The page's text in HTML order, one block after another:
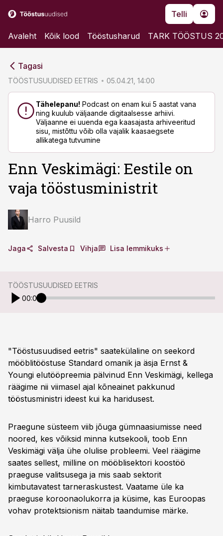
Telli
Avaleht Kõik lood Tööstusharud TARK TÖÖSTUS
Tagasi
TÖÖSTUSUUDISED EETRIS 05.04.21, 14:00
Tähelepanu! Podcast on enam kui 5 aastat vana
ning kuulub väljaande digitaalsesse arhiivi.
Väljaanne ei uuenda ega kaasajasta arhiveeritud
sisu, mistõttu võib olla vajalik kaasaegsete
allikatega tutvumine
Enn Veskimägi: Eestile on
vaja tööstusministrit
Harro Puusild
Jaga Salvesta Vihja Lisa lemmikuks
TÖÖSTUSUUDISED EETRIS
00:00
"Tööstusuudised eetris" saatekülaline on seekord
mööblitööstuse Standard omanik ja äsja Ernst &
Youngi elutööpreemia pälvinud Enn Veskimägi, kellega
räägime nii viimasel ajal kõneainet pakkunud
tööstusministri ideest kui ka haridusest.
Praegune süsteem viib jõuga gümnaasiumisse need
noored, kes võiksid minna kutsekooli, toob Enn
Veskimägi välja ühe olulise probleemi. Veel räägime
saates sellest, milline on mööblisektori koostöö
praeguse valitsusega ja mis saab sektorit
kimbutavatest tarneraskustest. Vaatame üle ka
praeguse koroonaolukorra ja küsime, kas Euroopas
vohav protektsionism näitab taandumise märke.